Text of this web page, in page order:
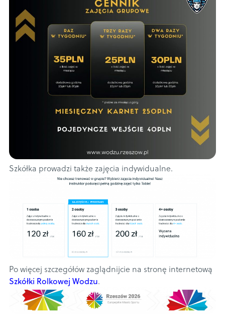
Szkółka prowadzi także zajęcia indywidualne.
Po więcej szczegółów zaglądnijcie na stronę internetową
Szkółki Rolkowej Wodzu.